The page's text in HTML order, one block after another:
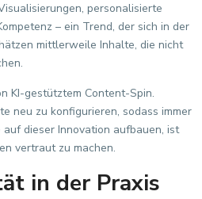
personalisierte
– ein Trend, der sich in der
mittlerweile Inhalte, die nicht
KI-gestütztem Content-Spin.
neu zu konfigurieren, sodass immer
dieser Innovation aufbauen, ist
vertraut zu machen.
in der Praxis